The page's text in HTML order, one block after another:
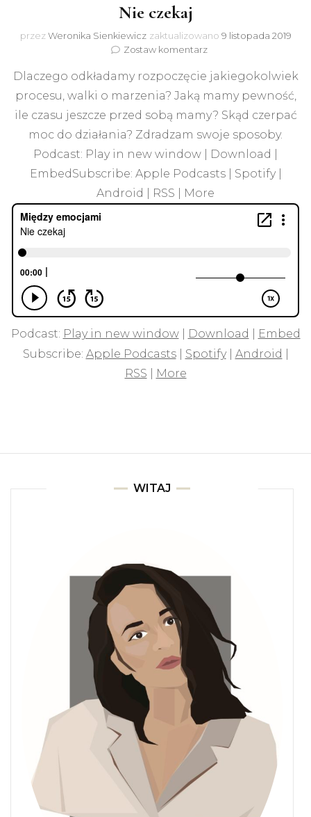
Nie czekaj
przezWeronika Sienkiewicz zaktualizowano 9 listopada 2019
Zostaw komentarzdo
czekaj
Dlaczego odkładamy rozpoczęcie jakiegokolwiek
procesu, walki o marzenia? Jaką mamy pewność,
ile czasu jeszcze przed sobą mamy? Skąd czerpać
moc do działania? Zdradzam swoje sposoby.
Podcast: Play in new window | Download |
EmbedSubscribe: Apple Podcasts | Spotify |
Android | RSS | More
Podcast: Play in new window| Download
Embed
Subscribe: Apple Podcasts| Spotify| Android
RSS
More
WITAJ